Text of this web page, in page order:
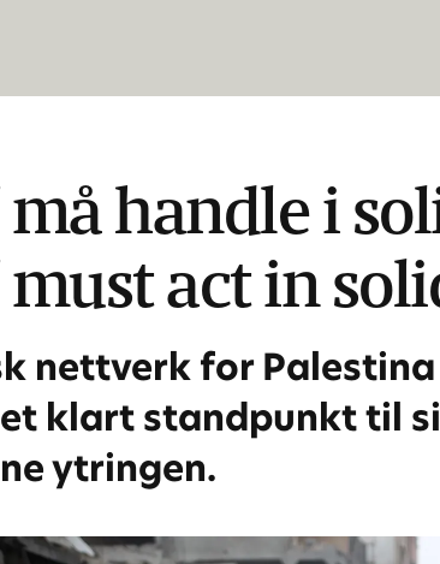
handle i
act in
nettverk for
klart standpunkt til
ytringen.